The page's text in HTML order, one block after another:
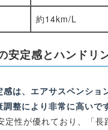
約14km/L
安定感とハンドリ
は、エアサスペンショ
整により非常に高いです
定性が優れており、「長